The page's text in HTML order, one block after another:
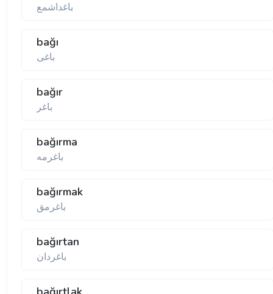
باغداشمع
bağı
باغی
bağır
باغر
bağırma
باغرمه
bağırmak
باغرمق
bağırtan
باغردان